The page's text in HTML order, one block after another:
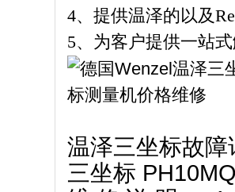
4、提供温泽的以及
5、为客户提供一站
温泽三坐标故
三坐标